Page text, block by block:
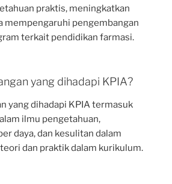
praktis, meningkatkan
mempengaruhi pengembangan
terkait pendidikan farmasi.
yang dihadapi KPIA?
yang dihadapi KPIA termasuk
ilmu pengetahuan,
daya, dan kesulitan dalam
dan praktik dalam kurikulum.